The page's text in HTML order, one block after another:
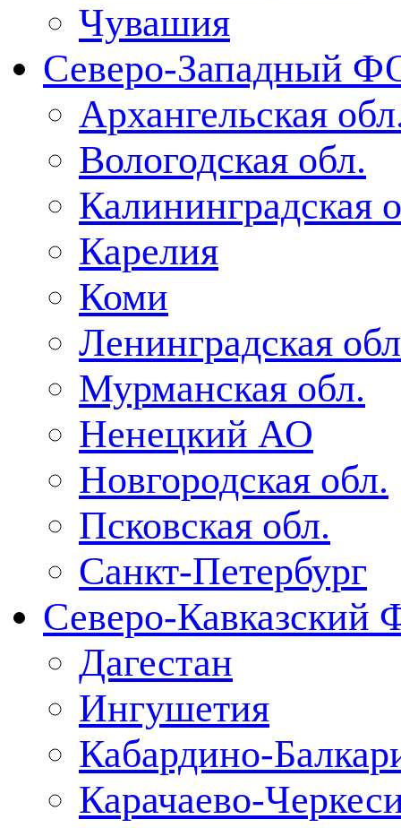
Чувашия
Северо-Западный
Архангельская
Вологодская обл.
Калининградская
Карелия
Коми
Ленинградская
Мурманская обл.
Ненецкий АО
Новгородская обл.
Псковская обл.
Санкт-Петербург
Северо-Кавказский
Дагестан
Ингушетия
Кабардино-
Карачаево-